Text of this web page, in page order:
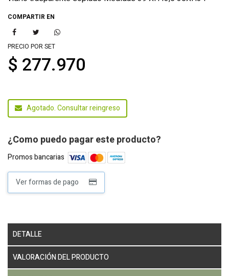
COMPARTIR EN
PRECIO POR SET
$ 277.970
Agotado. Consultar reingreso
¿Como puedo pagar este producto?
Promos bancarias
Ver formas de pago
DETALLE
VALORACIÓN DEL PRODUCTO